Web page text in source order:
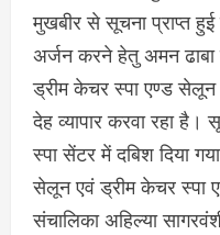
मुखबीर से सूचना प्राप्त
अर्जन करने हेतु अमन
ड्रीम केचर स्पा एण्ड
देह व्यापार करवा रहा
स्पा सेंटर में दबिश दिया
सेलून एवं ड्रीम केचर स्पा
संचालिका अहिल्या